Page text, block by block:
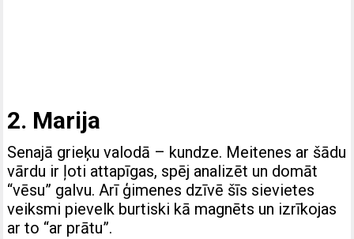
2. Marija
Senajā grieķu valodā – kundze. Meitenes ar šādu
vārdu ir ļoti attapīgas, spēj analizēt un domāt
“vēsu” galvu. Arī ģimenes dzīvē šīs sievietes
veiksmi pievelk burtiski kā magnēts un izrīkojas
ar to “ar prātu”.